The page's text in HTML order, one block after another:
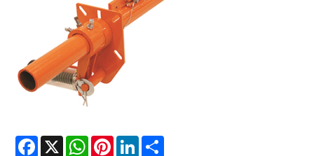
Facebook WhatsAppPinterestLinkedIn